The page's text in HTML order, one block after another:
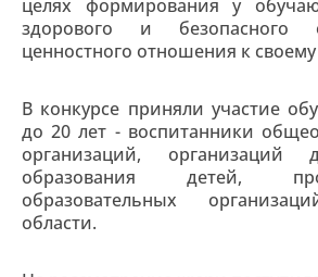
целях формирования у
здорового и безопасного
ценностного отношения к
В конкурсе приняли участие
до 20 лет - воспитанники
организаций, организаций
образования детей,
образовательных
области.